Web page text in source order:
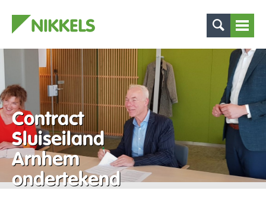
Contract
Sluiseiland
Arnhem
ondertekend